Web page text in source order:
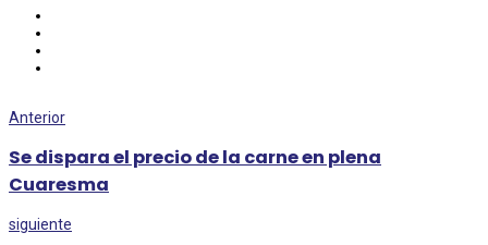
Anterior
Se dispara el precio de la carne en plena
Cuaresma
siguiente